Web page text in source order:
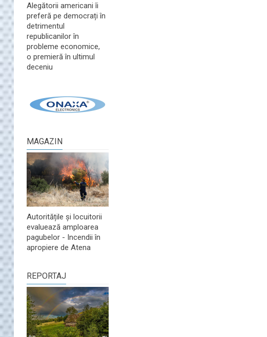
Alegătorii americani îi
preferă pe democrați în
detrimentul
republicanilor în
probleme economice,
o premieră în ultimul
deceniu
MAGAZIN
Autoritățile și locuitorii
evaluează amploarea
pagubelor - Incendii în
apropiere de Atena
REPORTAJ